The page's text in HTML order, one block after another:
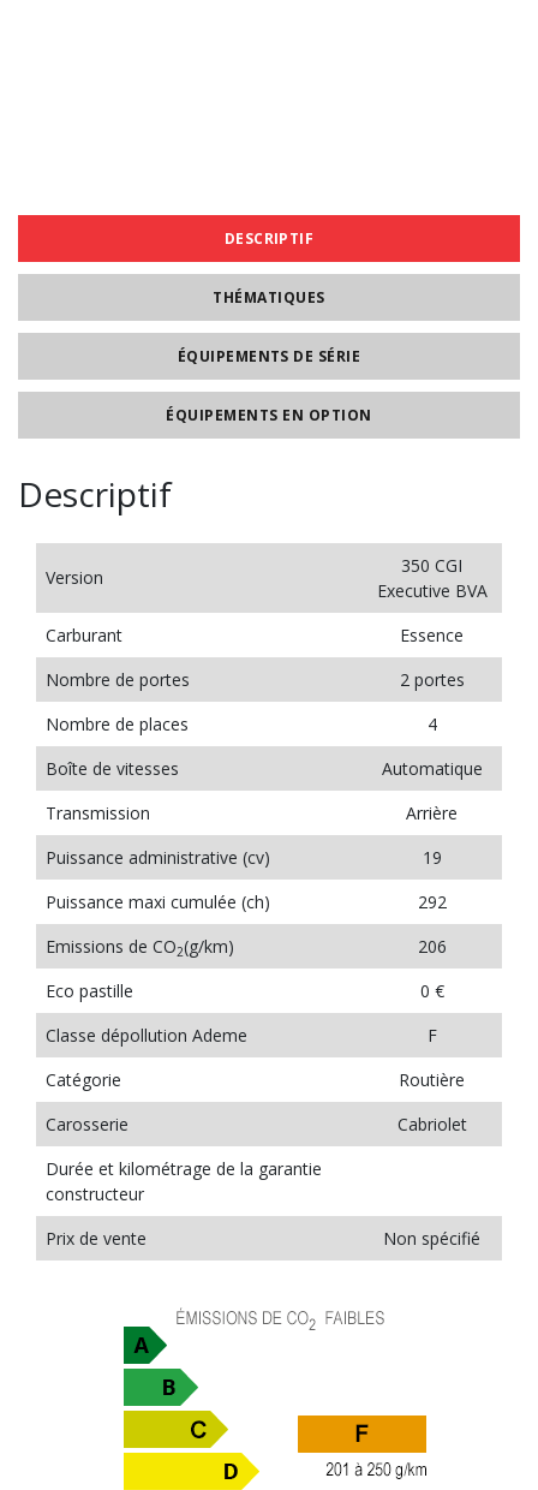
DESCRIPTIF
THÉMATIQUES
ÉQUIPEMENTS DE SÉRIE
ÉQUIPEMENTS EN OPTION
Descriptif
Version
350 CGI
Executive BVA
Carburant
Essence
Nombre de portes
2 portes
Nombre de places
4
Boîte de vitesses
Automatique
Transmission
Arrière
Puissance administrative (cv)
19
Puissance maxi cumulée (ch)
292
Emissions de CO2(g/km)
206
Eco pastille
0 €
Classe dépollution Ademe
F
Catégorie
Routière
Carosserie
Cabriolet
Durée et kilométrage de la garantie
constructeur
Prix de vente
Non spécifié